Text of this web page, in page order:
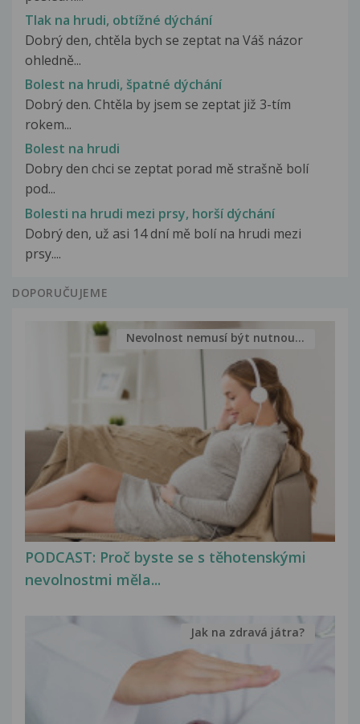
Tlak na hrudi, obtížné dýchání
Dobrý den, chtěla bych se zeptat na Váš názor
ohledně...
Bolest na hrudi, špatné dýchání
Dobrý den. Chtěla by jsem se zeptat již 3-tím
rokem...
Bolest na hrudi
Dobry den chci se zeptat porad mě strašně bolí
pod...
Bolesti na hrudi mezi prsy, horší dýchání
Dobrý den, už asi 14 dní mě bolí na hrudi mezi
prsy....
DOPORUČUJEME
PODCAST: Proč byste se s těhotenskými
nevolnostmi měla...
Nevolnost nemusí být nutnou...
Jak na zdravá játra?